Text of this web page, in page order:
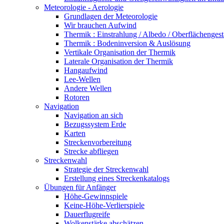
Meteorologie - Aerologie
Grundlagen der Meteorologie
Wir brauchen Aufwind
Thermik : Einstrahlung / Albedo /
Thermik : Bodeninversion & Auslösung
Vertikale Organisation der Thermik
Laterale Organisation der Thermik
Hangaufwind
Lee-Wellen
Andere Wellen
Rotoren
Navigation
Navigation an sich
Bezugssystem Erde
Karten
Streckenvorbereitung
Strecke abfliegen
Streckenwahl
Strategie der Streckenwahl
Erstellung eines Streckenkatalogs
Übungen für Anfänger
Höhe-Gewinnspiele
Keine-Höhe-Verlierspiele
Dauerflugreife